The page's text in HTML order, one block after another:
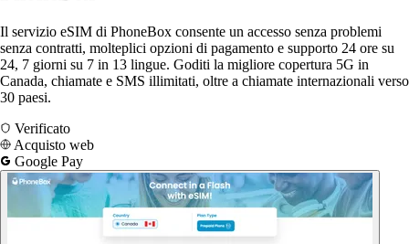
Il servizio eSIM di PhoneBox consente un accesso senza problemi
senza contratti, molteplici opzioni di pagamento e supporto 24 ore su
24, 7 giorni su 7 in 13 lingue. Goditi la migliore copertura 5G in
Canada, chiamate e SMS illimitati, oltre a chiamate internazionali verso
30 paesi.
Verificato
Acquisto web
Google Pay